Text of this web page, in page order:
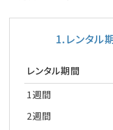
1.レンタル
レンタル期間
1週間
2週間